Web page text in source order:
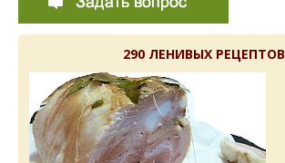
290 ЛЕНИВЫХ РЕЦЕПТОВ